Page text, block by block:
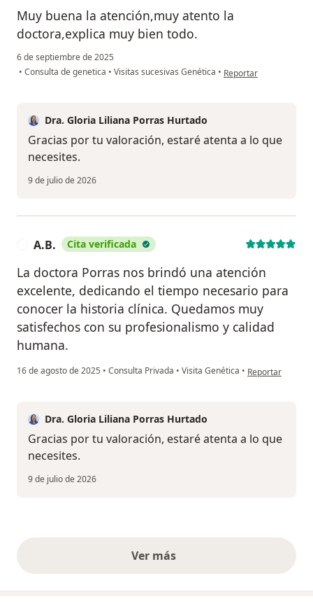
Muy buena la atención,muy atento la
doctora,explica muy bien todo.
6 de septiembre de 2025
• Consulta de genetica • Visitas sucesivas Genética • en opinión del usuario
Reportar
Dra. Gloria Liliana Porras Hurtado
Gracias por tu valoración, estaré atenta a lo que
necesites.
9 de julio de 2026
A.B. Cita verificada
La doctora Porras nos brindó una atención
excelente, dedicando el tiempo necesario para
conocer la historia clínica. Quedamos muy
satisfechos con su profesionalismo y calidad
humana.
16 de agosto de 2025 • Consulta Privada • Visita Genética • en opinión del
Reportar
Dra. Gloria Liliana Porras Hurtado
Gracias por tu valoración, estaré atenta a lo que
necesites.
9 de julio de 2026
Ver másopiniones anteriores